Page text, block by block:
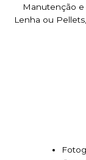
Manutenção
Lenha ou